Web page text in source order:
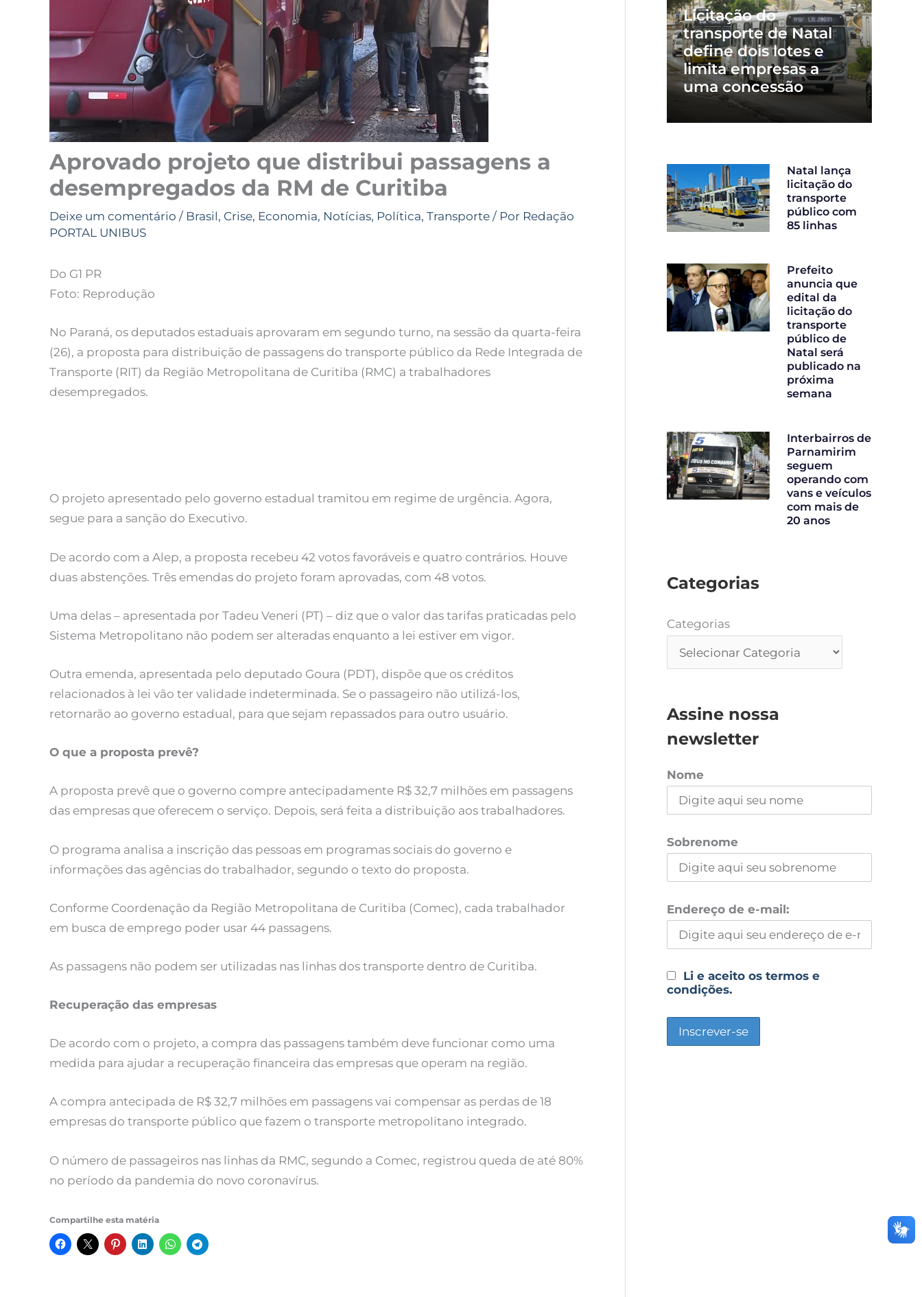
Aprovado projeto que distribui passagens a
desempregados da RM de Curitiba
Deixe um comentário / Brasil, Crise, Economia, Notícias, Política, Transporte / Por Redação
PORTAL UNIBUS
Do G1 PR
Foto: Reprodução
No Paraná, os deputados estaduais aprovaram em segundo turno, na sessão da quarta-feira
(26), a proposta para distribuição de passagens do transporte público da Rede Integrada de
Transporte (RIT) da Região Metropolitana de Curitiba (RMC) a trabalhadores
desempregados.
O projeto apresentado pelo governo estadual tramitou em regime de urgência. Agora,
segue para a sanção do Executivo.
De acordo com a Alep, a proposta recebeu 42 votos favoráveis e quatro contrários. Houve
duas abstenções. Três emendas do projeto foram aprovadas, com 48 votos.
Uma delas – apresentada por Tadeu Veneri (PT) – diz que o valor das tarifas praticadas pelo
Sistema Metropolitano não podem ser alteradas enquanto a lei estiver em vigor.
Outra emenda, apresentada pelo deputado Goura (PDT), dispõe que os créditos
relacionados à lei vão ter validade indeterminada. Se o passageiro não utilizá-los,
retornarão ao governo estadual, para que sejam repassados para outro usuário.
O que a proposta prevê?
A proposta prevê que o governo compre antecipadamente R$ 32,7 milhões em passagens
das empresas que oferecem o serviço. Depois, será feita a distribuição aos trabalhadores.
O programa analisa a inscrição das pessoas em programas sociais do governo e
informações das agências do trabalhador, segundo o texto do proposta.
Conforme Coordenação da Região Metropolitana de Curitiba (Comec), cada trabalhador
em busca de emprego poder usar 44 passagens.
As passagens não podem ser utilizadas nas linhas dos transporte dentro de Curitiba.
Recuperação das empresas
De acordo com o projeto, a compra das passagens também deve funcionar como uma
medida para ajudar a recuperação financeira das empresas que operam na região.
A compra antecipada de R$ 32,7 milhões em passagens vai compensar as perdas de 18
empresas do transporte público que fazem o transporte metropolitano integrado.
O número de passageiros nas linhas da RMC, segundo a Comec, registrou queda de até 80%
no período da pandemia do novo coronavírus.
Compartilhe esta matéria
Licitação do
transporte de Natal
define dois lotes e
limita empresas a
uma concessão
Natal lança
licitação do
transporte
público com
85 linhas
Prefeito
anuncia que
edital da
licitação do
transporte
público de
Natal será
publicado na
próxima
semana
Interbairros de
Parnamirim
seguem
operando com
vans e veículos
com mais de
20 anos
Categorias
Categorias
Assine nossa
newsletter
Nome
Sobrenome
Endereço de e-mail:
Li e aceito os termos e
condições.